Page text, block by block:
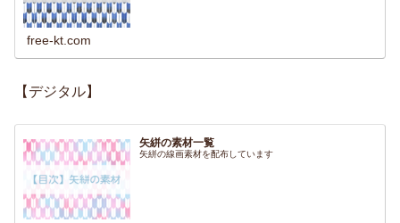
free-kt.com
【デジタル】
矢絣の素材一覧
矢絣の線画素材を配布しています